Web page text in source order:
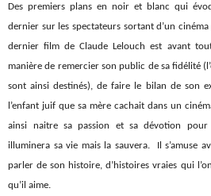
Des premiers plans en noir et blanc qui
dernier sur les spectateurs sortant d’un
dernier film de Claude Lelouch est avant
manière de remercier son public de sa fidélité
sont ainsi destinés), de faire le bilan de son
l’enfant juif que sa mère cachait dans un
ainsi naitre sa passion et sa dévotion
illuminera sa vie mais la sauvera. Il s’amuse
parler de son histoire, d’histoires vraies qui
qu’il aime.